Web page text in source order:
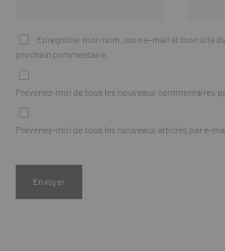
Enregistrer mon nom, mon e-mail et mon site
prochain commentaire.
Prévenez-moi de tous les nouveaux commentaires
Prévenez-moi de tous les nouveaux articles par e-